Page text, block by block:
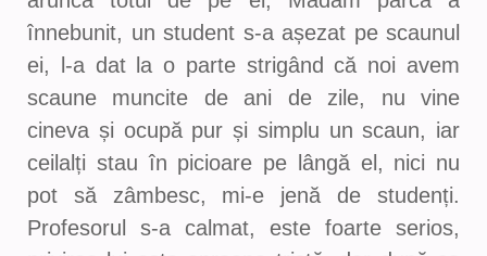
înnebunit, un student s-a așezat pe scaunul
ei, l-a dat la o parte strigând că noi avem
scaune muncite de ani de zile, nu vine
cineva și ocupă pur și simplu un scaun, iar
ceilalți stau în picioare pe lângă el, nici nu
pot să zâmbesc, mi-e jenă de studenți.
Profesorul s-a calmat, este foarte serios,